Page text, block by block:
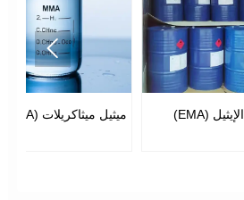
ميثاكريلات الإيثيل (EMA)
